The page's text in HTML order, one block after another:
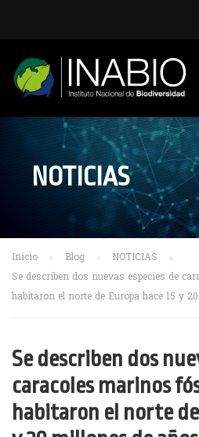
NOTICIAS
Inicio Blog
NOTICIAS
Se describen dos nuevas especies de
habitaron el norte de Europa hace 15 y
Se describen dos
caracoles marinos
habitaron el norte